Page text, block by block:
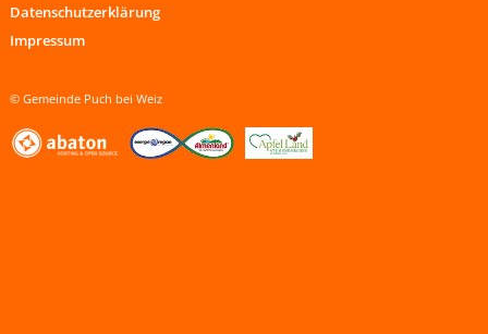
Datenschutzerklärung
Impressum
© Gemeinde Puch bei Weiz